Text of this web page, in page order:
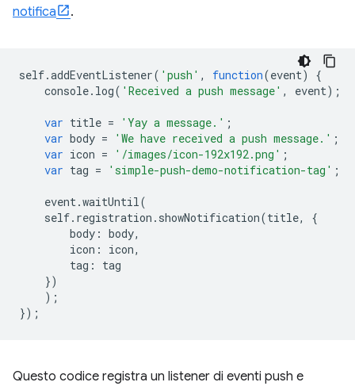
notifica
.
self.addEventListener( 'push' , function(event)
{
console. log( 'Received a push message' , event);
var title = 'Yay a message.' ;
var body = 'We have received a push message.' ;
var icon = '/images/icon-192x192.png' ;
var tag = 'simple-push-demo-notification-tag' ;
event.waitUntil(
self. registration . showNotification(title,
{
body : body,
icon : icon,
tag :
tag
})
);
});
Questo codice registra un listener di eventi push e